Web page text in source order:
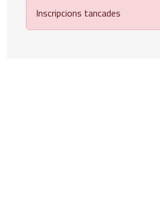
Inscripcions tancades